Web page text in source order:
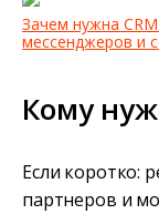
Зачем нужна
мессенджеров и
Кому
Если коротко:
партнеров и